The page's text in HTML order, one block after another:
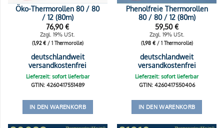
Öko-Thermorollen 80 / 80
/ 12 (80m)
76,90€
Zzgl. 19% USt.
(1,92€/ 1 Thermorolle)
deutschlandweit
versandkostenfrei
Lieferzeit: sofort lieferbar
GTIN: 4260417551489
IN DEN WARENKORB
Phenolfreie Thermorollen
80 / 80 / 12 (80m)
59,50€
Zzgl. 19% USt.
(1,98 €/ 1 Thermorolle)
deutschlandweit
versandkostenfrei
Lieferzeit: sofort lieferbar
GTIN: 4260417550406
IN DEN WARENKORB